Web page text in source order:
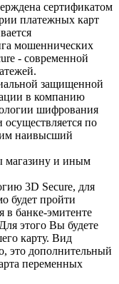
сертификатом
платежных карт
мошеннических
- современной
защищенной
в компанию
шифрования
по
наивысший
магазину и иным
3D Secure, для
будет пройти
в банке-эмитенте
этого Вы будете
карту. Вид
это дополнительный
переменных